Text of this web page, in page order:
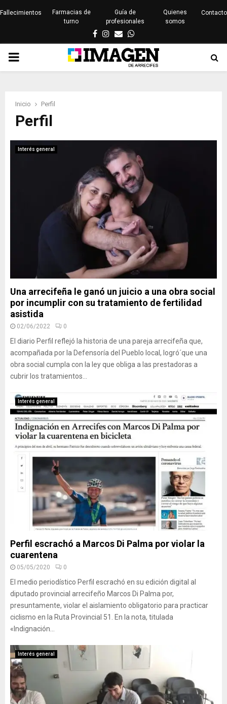
Fallecimientos
Farmacias de
turno
Guía de
profesionales
Quienes
somos
Contacto
Facebook
Instagram
EmailWhatsapp
PRIMARY
Inicio Perfil
Perfil
Interés general
Una arrecifeña le ganó un juicio a una obra social
por incumplir con su tratamiento de fertilidad
asistida
02/06/2022 0
El diario Perfil reflejó la historia de una pareja arrecifeña que,
acompañada por la Defensoría del Pueblo local, logró´que una
obra social cumpla con la ley que obliga a las prestadoras a
cubrir los tratamientos...
Interés general
Perfil escrachó a Marcos Di Palma por violar la
cuarentena
05/05/2020 0
El medio periodístico Perfil escrachó en su edición digital al
diputado provincial arrecifeño Marcos Di Palma por,
presuntamente, violar el aislamiento obligatorio para practicar
ciclismo en la Ruta Provincial 51. En la nota, titulada
«Indignación...
Interés general